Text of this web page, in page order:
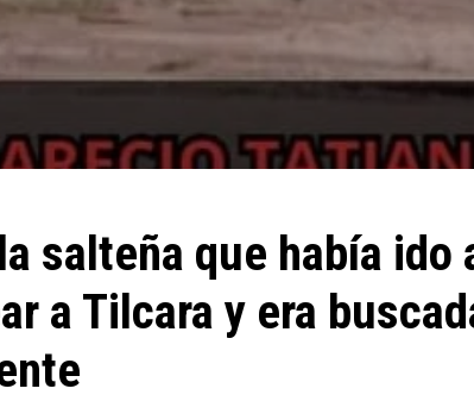
salteña que había ido
a Tilcara y era